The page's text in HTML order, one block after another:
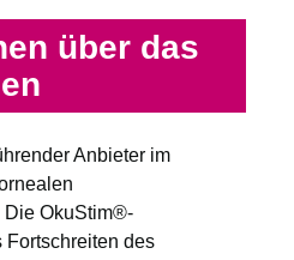
über das
Anbieter im
Die OkuStim®-
des